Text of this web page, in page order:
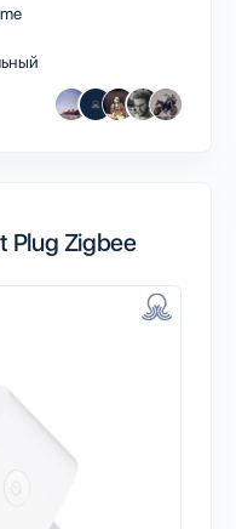
Plug Zigbee